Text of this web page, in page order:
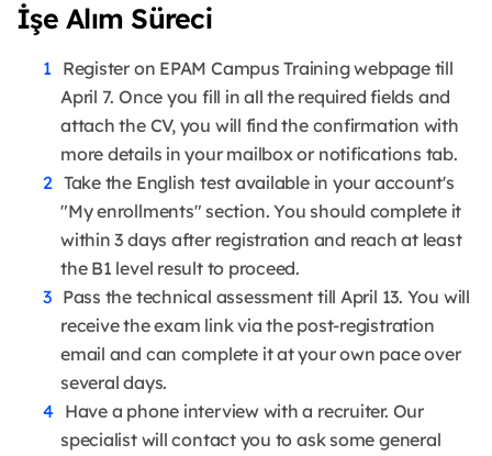
İşe Alım Süreci
Register on EPAM Campus Training webpage till
April 7. Once you fill in all the required fields and
attach the CV, you will find the confirmation with
more details in your mailbox or notifications tab.
Take the English test available in your account's
"My enrollments" section. You should complete it
within 3 days after registration and reach at least
the B1 level result to proceed.
Pass the technical assessment till April 13. You will
receive the exam link via the post-registration
email and can complete it at your own pace over
several days.
Have a phone interview with a recruiter. Our
specialist will contact you to ask some general